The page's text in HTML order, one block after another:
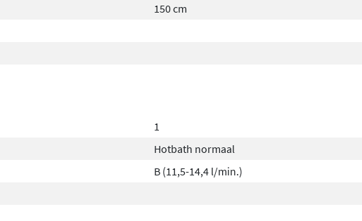
150 cm
1
Hotbath normaal
B (11,5-14,4 l/min.)